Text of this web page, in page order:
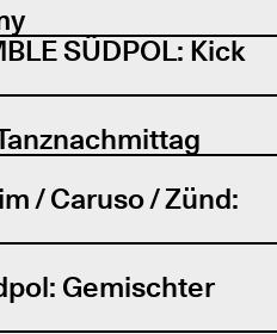
SÜDPOL: Kick
/ Caruso / Zünd:
Gemischter